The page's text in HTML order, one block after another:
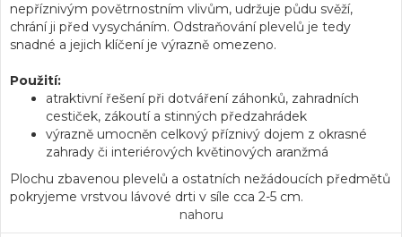
nepříznivým povětrnostním vlivům, udržuje půdu svěží,
chrání ji před vysycháním. Odstraňování plevelů je tedy
snadné a jejich klíčení je výrazně omezeno.
Použití:
atraktivní řešení při dotváření záhonků, zahradních
cestiček, zákoutí a stinných předzahrádek
výrazně umocněn celkový příznivý dojem z okrasné
zahrady či interiérových květinových aranžmá
Plochu zbavenou plevelů a ostatních nežádoucích předmětů
pokryjeme vrstvou lávové drti v síle cca 2-5 cm.
nahoru